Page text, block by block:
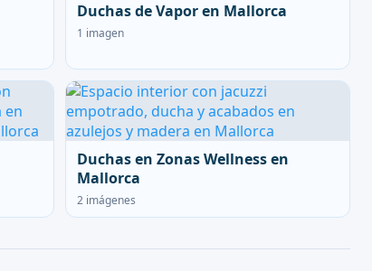
Duchas de Vapor en Mallorca
1 imagen
Duchas en Zonas Wellness en
Mallorca
2 imágenes